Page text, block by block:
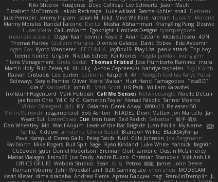
Niki Shterev RussJones Lloyd Collidge Lev Schwartz Jason Mault
Elizabeth McCormick Jakob Recknagel Luke willard Sascha Kohler snail
Demerui
Jace Perrodin Jeremy Ingram isaiah M lokjl Mike Wellfare ratman Lucas M. Morone
Manny Morales Randal Falcone Der Le Meshal Alshammari KhangXing Pang Douwe
Lucas Vieira CallumNorm Egoknight Limitless Designs tylerspetgoose
maurizio sciascia
Özgür Kaan Sevindi Kayla B Arian Castane Akaiseutoseu 4DN
Thomas Harvey Giuliano Hungria Dionicio Galarza David Ebbevi Eda Aydemir
Logan Cox Kyoto Wanderer LEE EUNHA JoyBox19 Play Usa panic attack Trip boy
heeno honee Grigorii Nicolas Scheer Kai Krones magda pawlak
ikung gmr
Titans Management Greta Gedat Thomas Fristed Jose Humberto Ramirez mura
Martin Holy Filip Zelenjak Ali Kılıç Антон Сергеевич bahriye taşdelen Sky JK Arch
Razvan Cristiadis Leo Euden Carbonic Kacper K 40. I Nengah Raditya Karya Putra
Sideways Sergio Pamies Oliver Viorel Vlaican Hurt Hand Tamagoooo TetaBOT
Kira V XanderDK John B. Mark Scott HG Park William Karavites
Trollstuhl HagenLord Mark Habbish Call Me Sensei NotARectangle Noelle DeCuir
jae hoon Choi Yd C M C Cameron Taylor Nenad Nikolic Tanner Moerke
Victor Ofvergard 苏打 K Y Galahan Derek Anwyl W00k13 Released 50
MeTheManwich
iosgamertool Bob Ashton INFADEL Devin Mattox Jon Martello
Jan
Wyatt Sui
LesterCovax Cue tran tuan Bad Radish Sebastian 暁子 清水
Dan Wheatley Md. Wasif Anjum Lewis of the Rat Brigade Juan Pinilla My Name Iggy
Terifict Kiddow simsterns Olivier Babet Brandon Wilkie BlackSkyNinja
Pavel Karapud Daren Gallo Peleg Tabib Null Cole Johnson Joe Bergmann
Pav North Mike Rogers Bull Spit Sage Ryan Kirkland Luke White Yannick falgn0n
CGSpoon gubi Daniel Robertson Brennan Oort sanxbile Dustin McGlinchey
Matias Vialagro
lininx66 Joe Brady Andre Buzzo Christian Stankovic Việt Anh Lê
LYRICS OF LIFE Webora Studios Sean 乐 音 Petros 眠瓏 James John Deere
Roman Vyborny John Woodall an l BZK Gaming Leo chen zhen
MODECAM
Kevin Klever dima sirababa Andrew Pierce Артем Бардин nagi FranklinTremplin JL